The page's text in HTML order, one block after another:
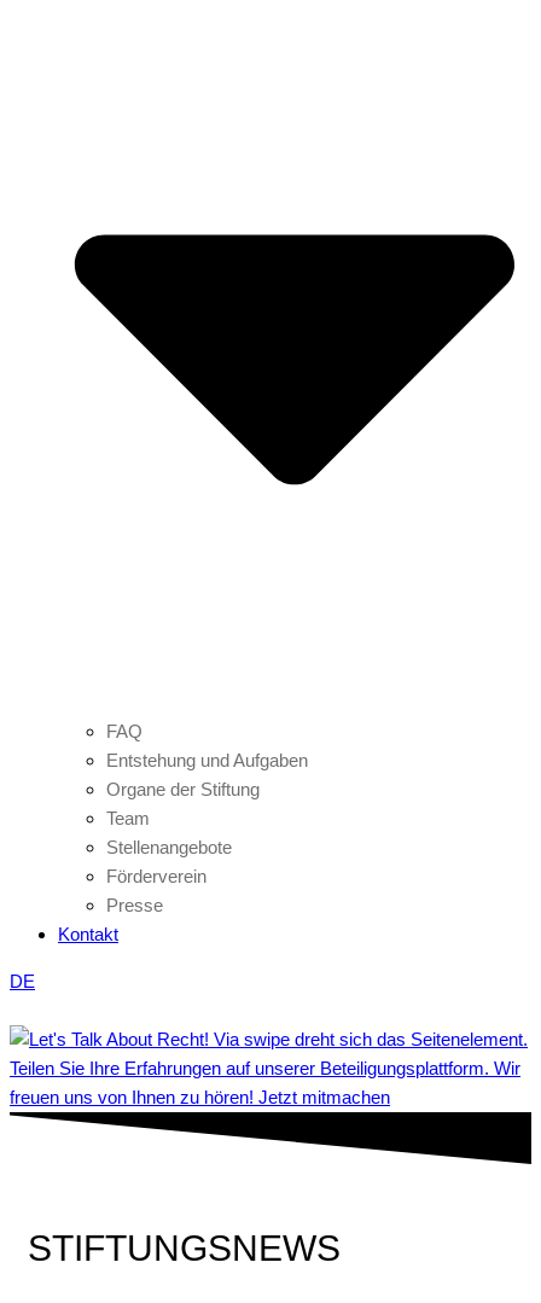
FAQ
Entstehung und Aufgaben
Organe der Stiftung
Team
Stellenangebote
Förderverein
Presse
Kontakt
DE
Teilen Sie Ihre Erfahrungen auf unserer Beteiligungsplattform. Wir
freuen uns von Ihnen zu hören! Jetzt mitmachen
STIFTUNGSNEWS